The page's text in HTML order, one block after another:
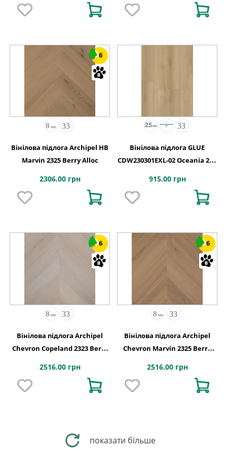
6
Вінілова підлога Archipel HB
Marvin 2325 Berry Alloc
2306.00 грн
Вінілова підлога GLUE
CDW230301EXL-02 Oceania 2,5-
1227х187х2,5
915.00 грн
6
Вінілова підлога Archipel
Chevron Copeland 2323 Berry
2516.00 грн
6
Вінілова підлога Archipel
Chevron Marvin 2325 Berry
2516.00 грн
показати більше